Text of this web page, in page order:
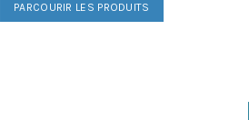
PARCOURIR LES PRODUITS